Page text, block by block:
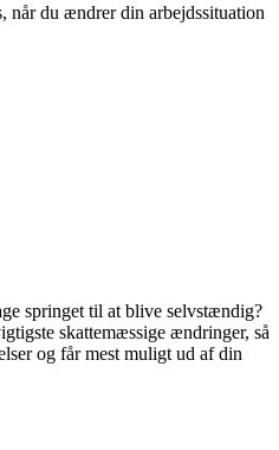
når du ændrer din arbejdssituation
springet til at blive selvstændig?
skattemæssige ændringer, så
og får mest muligt ud af din